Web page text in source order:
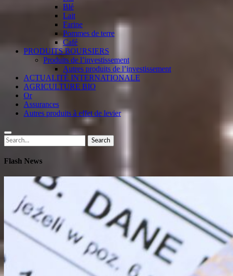
Blé
Lait
Farine
Pommes de terre
Café
PRODUITS BOURSIERS
Produits de l’investissement
Autres produits de l’investissement
ACTUALITÉ INTERNATIONALE
AGRICULTURE BIO
Or
Assurances
Autres produits à effet de levier
Search
for:
Search
Flash News